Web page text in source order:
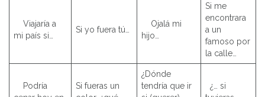
Viajaría a
mi país si…
Si yo fuera tú…
Ojalá mi
hijo…
Si me
encontrara
a un
famoso por
la calle…
Podría
Si fueras un
¿Dónde
tendría que ir
¿… si